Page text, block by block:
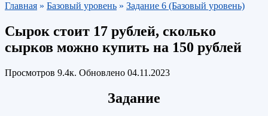
Главная » Базовый уровень » Задание 6 (Базовый уровень)
Сырок стоит 17 рублей, сколько
сырков можно купить на 150 рублей
Просмотров 9.4к. Обновлено 04.11.2023
Задание